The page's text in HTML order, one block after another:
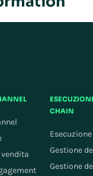
CHAIN
Gestione
Gestione